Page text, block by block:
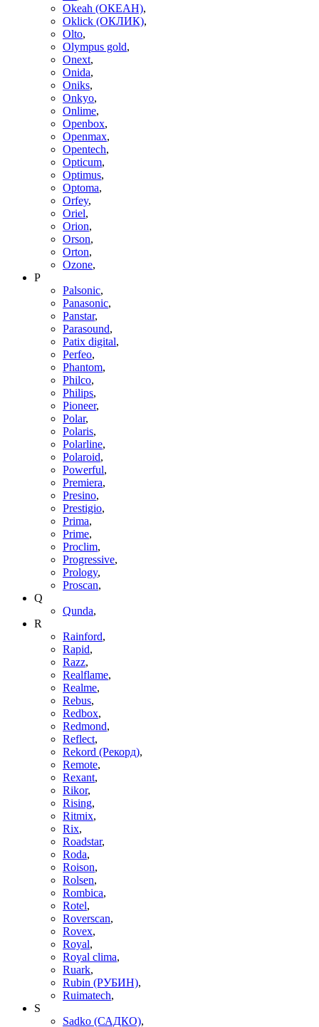
Okeah (ОКЕАН),
Oklick (ОКЛИК),
Olto,
Olympus gold,
Onext,
Onida,
Oniks,
Onkyo,
Onlime,
Openbox,
Openmax,
Opentech,
Opticum,
Optimus,
Optoma,
Orfey,
Oriel,
Orion,
Orson,
Orton,
Ozone,
P
Palsonic,
Panasonic,
Panstar,
Parasound,
Patix digital,
Perfeo,
Phantom,
Philco,
Philips,
Pioneer,
Polar,
Polaris,
Polarline,
Polaroid,
Powerful,
Premiera,
Presino,
Prestigio,
Prima,
Prime,
Proclim,
Progressive,
Prology,
Proscan,
Q
Qunda,
R
Rainford,
Rapid,
Razz,
Realflame,
Realme,
Rebus,
Redbox,
Redmond,
Reflect,
Rekord (Рекорд),
Remote,
Rexant,
Rikor,
Rising,
Ritmix,
Rix,
Roadstar,
Roda,
Roison,
Rolsen,
Rombica,
Rotel,
Roverscan,
Rovex,
Royal,
Royal clima,
Ruark,
Rubin (РУБИН),
Ruimatech,
S
Sadko (САДКО),